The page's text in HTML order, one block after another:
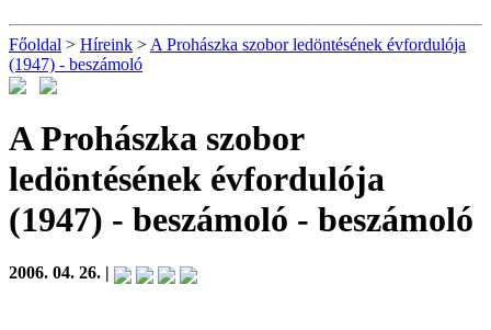
Főoldal > Híreink > A Prohászka szobor ledöntésének évfordulója
(1947) - beszámoló
A Prohászka szobor
ledöntésének évfordulója
(1947) - beszámoló - beszámoló
2006. 04. 26. |